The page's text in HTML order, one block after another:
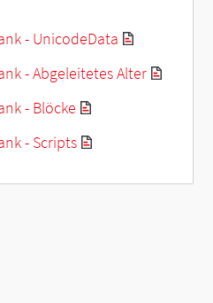
- UnicodeData
- Abgeleitetes Alter
- Blöcke
- Scripts